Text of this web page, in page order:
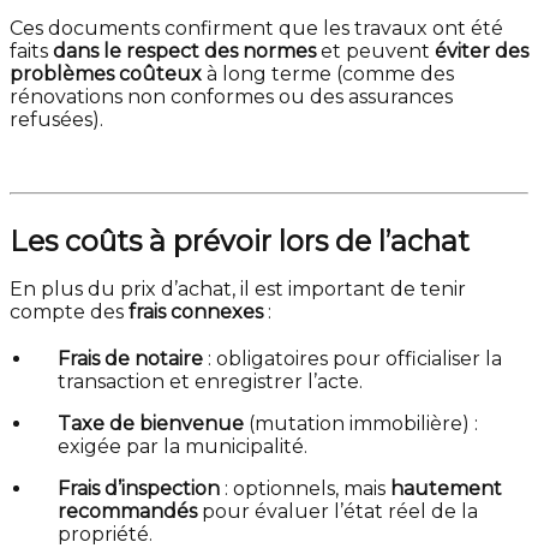
Ces documents confirment que les travaux ont été
faits dans le respect des normeset peuvent éviter des
problèmes coûteux à long terme (comme des
rénovations non conformes ou des assurances
refusées).
Les coûts à prévoir lors de l’achat
En plus du prix d’achat, il est important de tenir
compte des frais connexes:
Frais de notaire : obligatoires pour officialiser la
transaction et enregistrer l’acte.
Taxe de bienvenue (mutation immobilière) :
exigée par la municipalité.
Frais d’inspection : optionnels, mais hautement
recommandéspour évaluer l’état réel de la
propriété.